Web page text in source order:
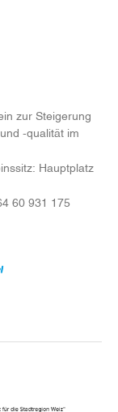
zur Steigerung
-qualität im
Hauptplatz
60 931 175